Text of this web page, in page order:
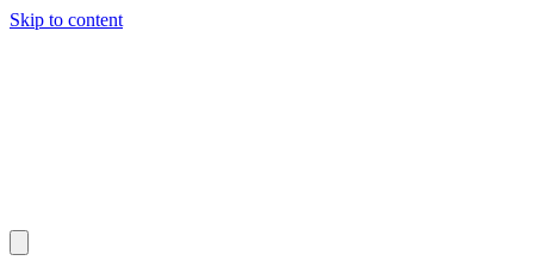
Skip to content